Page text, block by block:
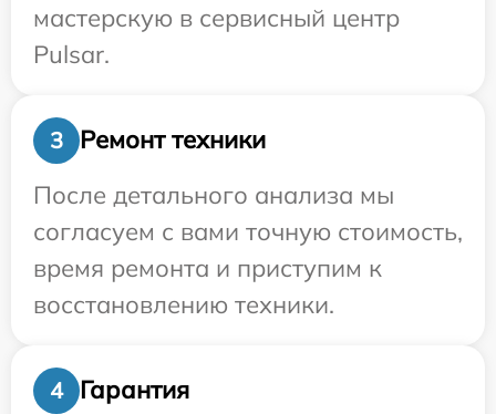
мастерскую в сервисный центр
Pulsar.
3
Ремонт техники
После детального анализа мы
согласуем с вами точную стоимость,
время ремонта и приступим к
восстановлению техники.
4
Гарантия